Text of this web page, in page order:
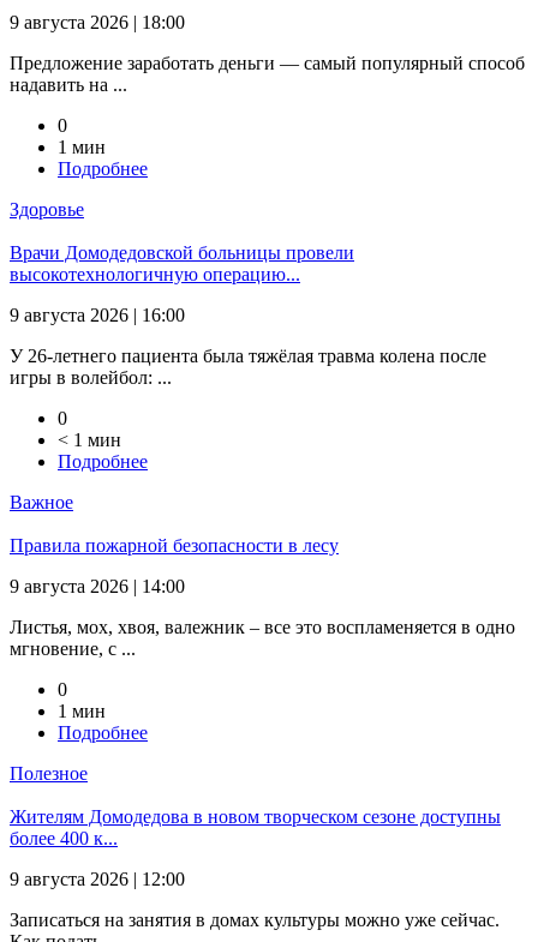
9 августа 2026 | 18:00
Предложение заработать деньги — самый популярный способ
надавить на ...
0
1 мин
Подробнее
Здоровье
Врачи Домодедовской больницы провели
высокотехнологичную операцию...
9 августа 2026 | 16:00
У 26-летнего пациента была тяжёлая травма колена после
игры в волейбол: ...
0
< 1 мин
Подробнее
Важное
Правила пожарной безопасности в лесу
9 августа 2026 | 14:00
Листья, мох, хвоя, валежник – все это воспламеняется в одно
мгновение, с ...
0
1 мин
Подробнее
Полезное
Жителям Домодедова в новом творческом сезоне доступны
более 400 к...
9 августа 2026 | 12:00
Записаться на занятия в домах культуры можно уже сейчас.